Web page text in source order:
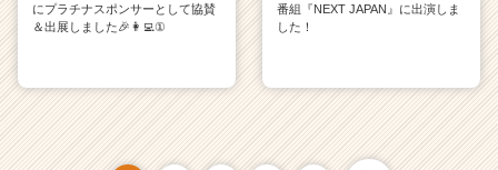
にプラチナスポンサーとして協賛
＆出展しました🎉👩‍💻①
番組『NEXT JAPAN』に出演しま
した！